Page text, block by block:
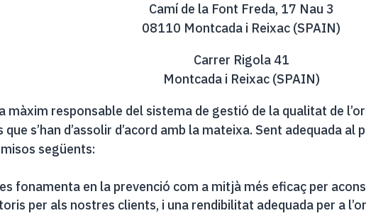
Camí de la Font Freda, 17 Nau 3
08110 Montcada i Reixac (SPAIN)
Carrer Rigola 41
Montcada i Reixac (SPAIN)
a màxim responsable del sistema de gestió de la qualitat de
s’han d’assolir d’acord amb la mateixa. Sent adequada
següents:
fonamenta en la prevenció com a mitjà més eficaç per
per als nostres clients, i una rendibilitat adequada per a